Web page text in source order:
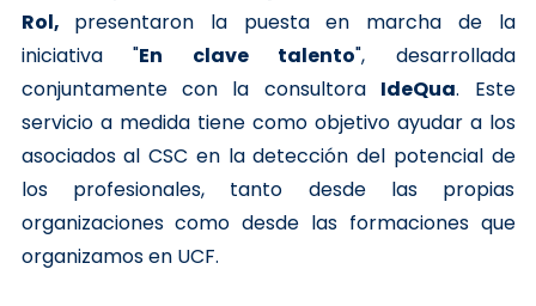
Rol, presentaron la puesta en marcha de la
iniciativa "En clave talento", desarrollada
conjuntamente con la consultora IdeQua. Este
servicio a medida tiene como objetivo ayudar a los
asociados al CSC en la detección del potencial de
los profesionales, tanto desde las propias
organizaciones como desde las formaciones que
organizamos en UCF.